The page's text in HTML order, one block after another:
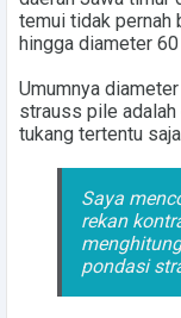
temui tidak pernah
hingga diameter 60
Umumnya
strauss pile adalah
tukang tertentu
Saya
rekan
pondasi